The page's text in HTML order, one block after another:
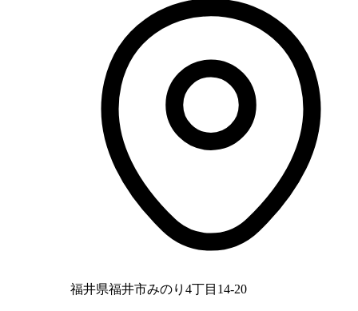
福井県福井市みのり4丁目14-20